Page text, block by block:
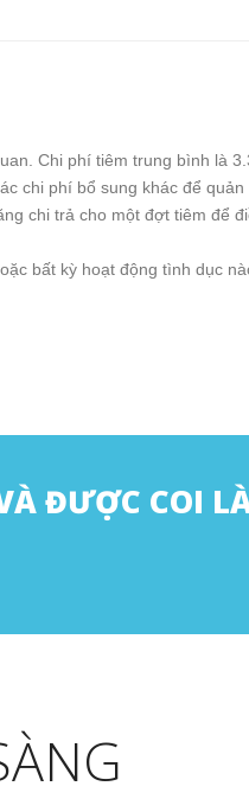
Chi phí tiêm trung bình là
chi phí bổ sung khác để quản
chi trả cho một đợt tiêm để
bất kỳ hoạt động tình dục
ĐƯỢC COI